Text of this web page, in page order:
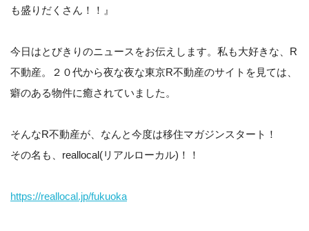
も盛りだくさん！！』
今日はとびきりのニュースをお伝えします。私も大好きな、R
不動産。２０代から夜な夜な東京R不動産のサイトを見ては、
癖のある物件に癒されていました。
そんなR不動産が、なんと今度は移住マガジンスタート！
その名も、reallocal(リアルローカル)！！
https://reallocal.jp/fukuoka